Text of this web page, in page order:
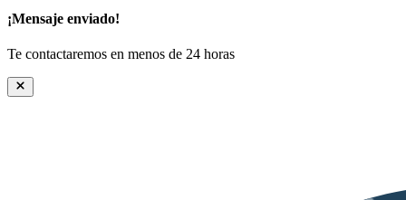
¡Mensaje enviado!
Te contactaremos en menos de 24 horas